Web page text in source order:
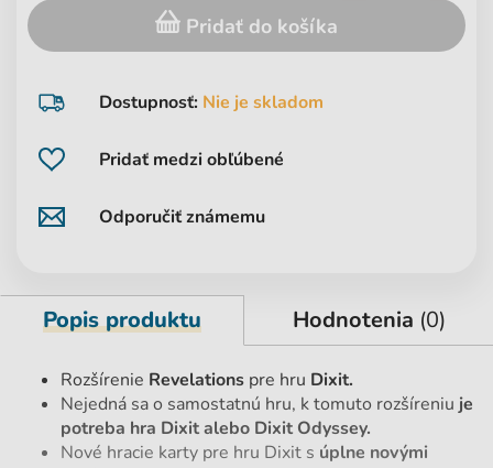
Pridať medzi obľúbené
Odporučiť známemu
Dostupnosť: Nie je skladom
Pridať do košíka
Popis produktu Hodnotenia (0)
Rozšírenie Revelations pre hru Dixit.
Nejedná sa o samostatnú hru, k tomuto rozšíreniu je
potreba hra Dixit alebo Dixit Odyssey.
Nové hracie karty pre hru Dixit s úplne novými